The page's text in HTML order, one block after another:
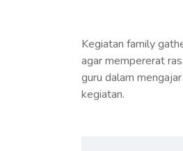
Kegiatan family
agar mempererat
guru dalam
kegiatan.